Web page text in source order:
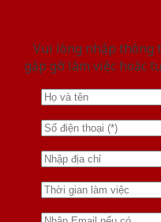
Vui lòng nhập thông
gặp gỡ làm việc hoăc